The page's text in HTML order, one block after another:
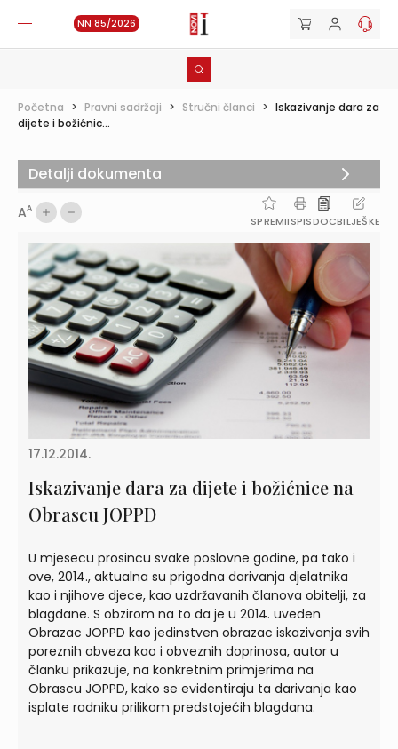
NN 85/2026
Početna > Pravni sadržaji > Stručni članci > Iskazivanje dara za
dijete i božićnic...
AA
SPREMIISPISDOCBILJEŠKE
17.12.2014.
Iskazivanje dara za dijete i božićnice na
Obrascu JOPPD
U mjesecu prosincu svake poslovne godine, pa tako i
ove, 2014., aktualna su prigodna darivanja djelatnika
kao i njihove djece, kao uzdržavanih članova obitelji, za
blagdane. S obzirom na to da je u 2014. uveden
Obrazac JOPPD kao jedinstven obrazac iskazivanja svih
poreznih obveza kao i obveznih doprinosa, autor u
članku prikazuje, na konkretnim primjerima na
Obrascu JOPPD, kako se evidentiraju ta darivanja kao
isplate radniku prilikom predstojećih blagdana.
Detalji dokumenta